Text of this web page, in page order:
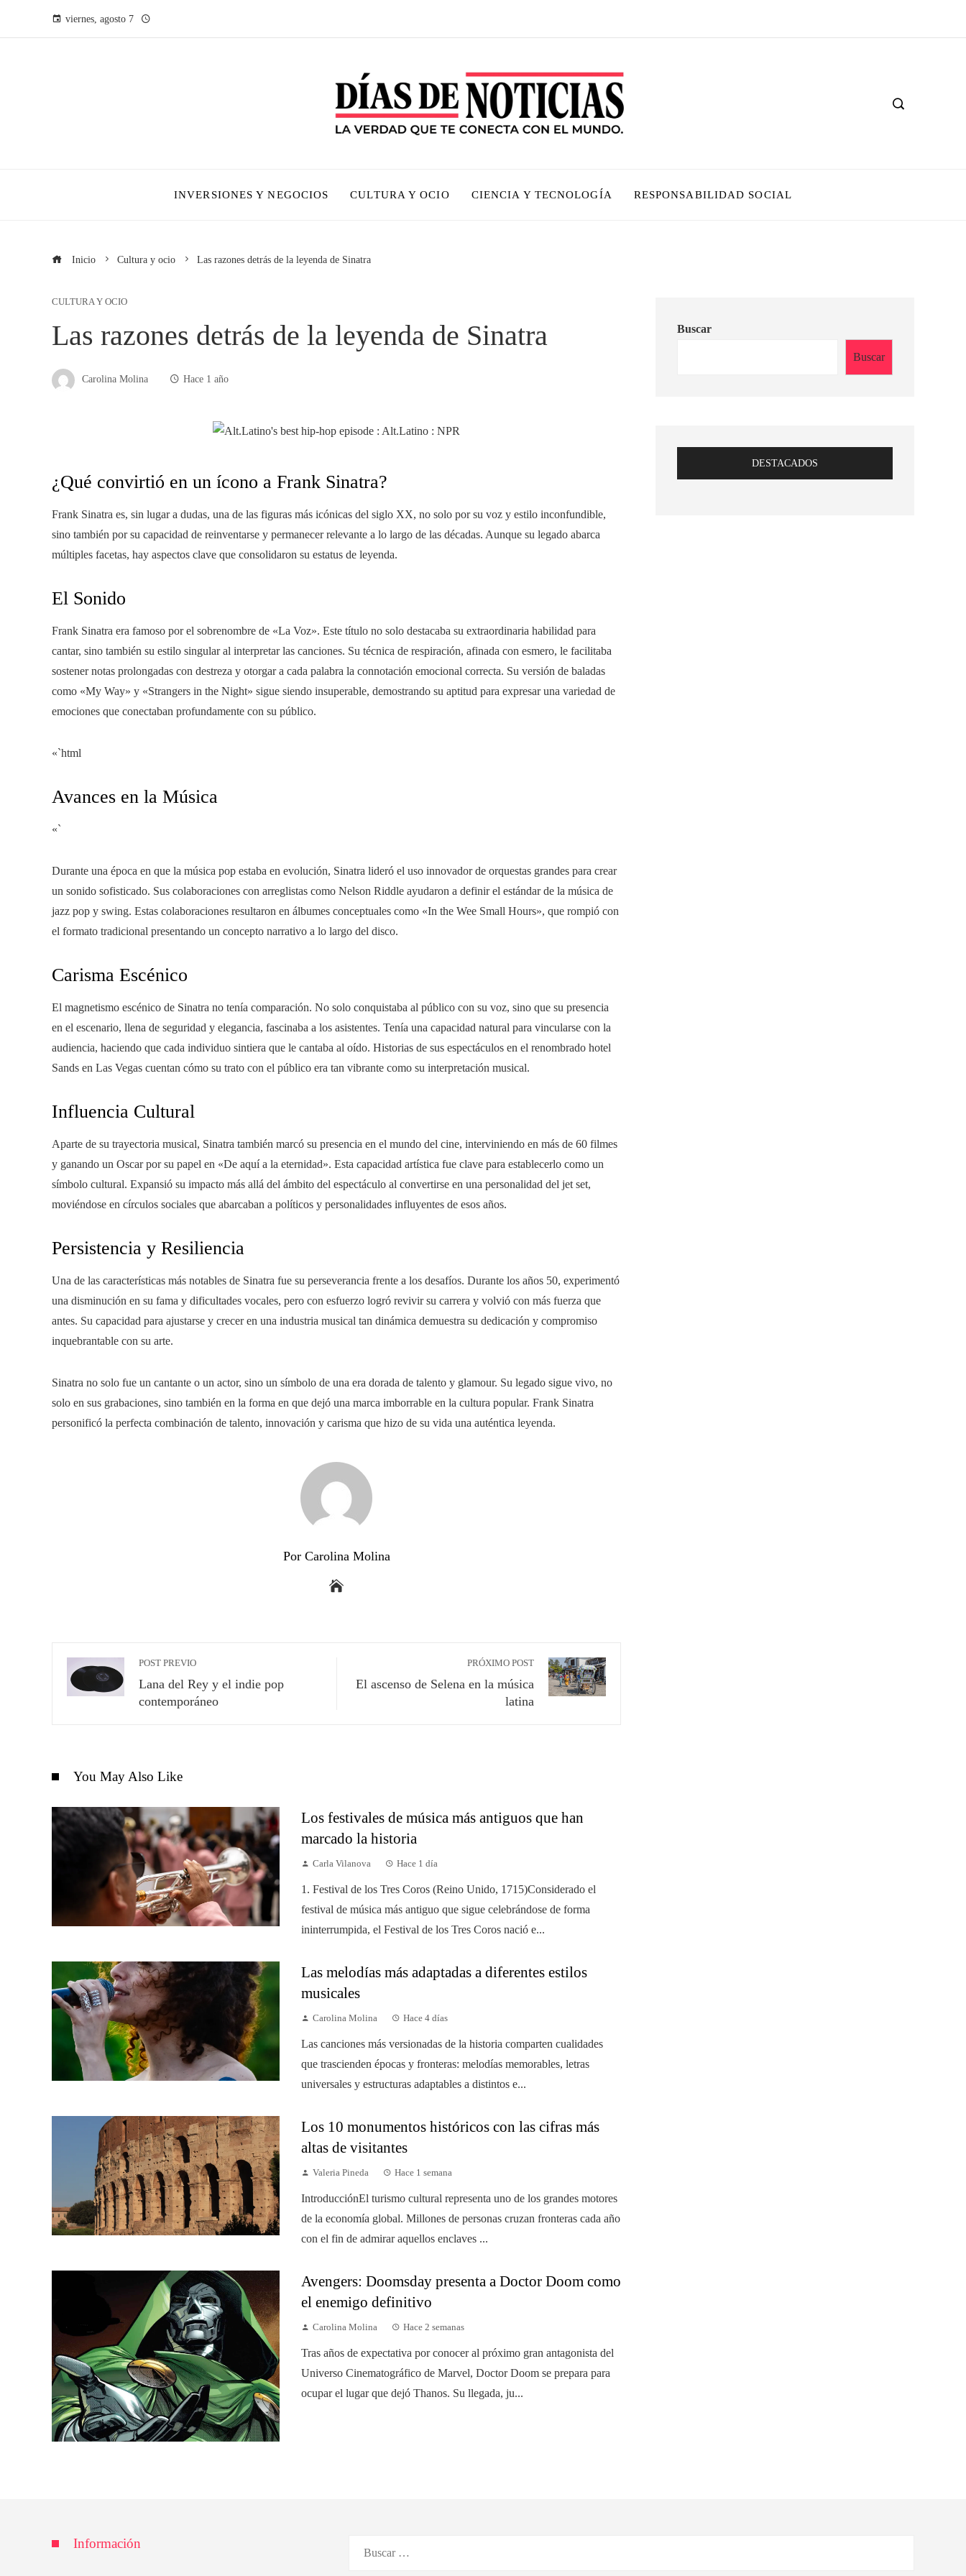
viernes, agosto 7
INVERSIONES Y NEGOCIOS CULTURA Y OCIO CIENCIA Y TECNOLOGÍA RESPONSABILIDAD SOCIAL
Inicio Cultura y ocio Las razones detrás de la leyenda de Sinatra
CULTURA Y OCIO
Las razones detrás de la leyenda de Sinatra
Carolina Molina Hace 1 año
¿Qué convirtió en un ícono a Frank Sinatra?
Frank Sinatra es, sin lugar a dudas, una de las figuras más icónicas del siglo XX, no solo por su voz y estilo inconfundible,
sino también por su capacidad de reinventarse y permanecer relevante a lo largo de las décadas. Aunque su legado abarca
múltiples facetas, hay aspectos clave que consolidaron su estatus de leyenda.
El Sonido
Frank Sinatra era famoso por el sobrenombre de «La Voz». Este título no solo destacaba su extraordinaria habilidad para
cantar, sino también su estilo singular al interpretar las canciones. Su técnica de respiración, afinada con esmero, le facilitaba
sostener notas prolongadas con destreza y otorgar a cada palabra la connotación emocional correcta. Su versión de baladas
como «My Way» y «Strangers in the Night» sigue siendo insuperable, demostrando su aptitud para expresar una variedad de
emociones que conectaban profundamente con su público.
«`html
Avances en la Música
«`
Durante una época en que la música pop estaba en evolución, Sinatra lideró el uso innovador de orquestas grandes para crear
un sonido sofisticado. Sus colaboraciones con arreglistas como Nelson Riddle ayudaron a definir el estándar de la música de
jazz pop y swing. Estas colaboraciones resultaron en álbumes conceptuales como «In the Wee Small Hours», que rompió con
el formato tradicional presentando un concepto narrativo a lo largo del disco.
Carisma Escénico
El magnetismo escénico de Sinatra no tenía comparación. No solo conquistaba al público con su voz, sino que su presencia
en el escenario, llena de seguridad y elegancia, fascinaba a los asistentes. Tenía una capacidad natural para vincularse con la
audiencia, haciendo que cada individuo sintiera que le cantaba al oído. Historias de sus espectáculos en el renombrado hotel
Sands en Las Vegas cuentan cómo su trato con el público era tan vibrante como su interpretación musical.
Influencia Cultural
Aparte de su trayectoria musical, Sinatra también marcó su presencia en el mundo del cine, interviniendo en más de 60 filmes
y ganando un Oscar por su papel en «De aquí a la eternidad». Esta capacidad artística fue clave para establecerlo como un
símbolo cultural. Expansió su impacto más allá del ámbito del espectáculo al convertirse en una personalidad del jet set,
moviéndose en círculos sociales que abarcaban a políticos y personalidades influyentes de esos años.
Persistencia y Resiliencia
Una de las características más notables de Sinatra fue su perseverancia frente a los desafíos. Durante los años 50, experimentó
una disminución en su fama y dificultades vocales, pero con esfuerzo logró revivir su carrera y volvió con más fuerza que
antes. Su capacidad para ajustarse y crecer en una industria musical tan dinámica demuestra su dedicación y compromiso
inquebrantable con su arte.
Sinatra no solo fue un cantante o un actor, sino un símbolo de una era dorada de talento y glamour. Su legado sigue vivo, no
solo en sus grabaciones, sino también en la forma en que dejó una marca imborrable en la cultura popular. Frank Sinatra
personificó la perfecta combinación de talento, innovación y carisma que hizo de su vida una auténtica leyenda.
Por Carolina Molina
POST PREVIO
Lana del Rey y el indie pop
contemporáneo
PRÓXIMO POST
El ascenso de Selena en la música
latina
You May Also Like
Los festivales de música más antiguos que han
marcado la historia
Carla Vilanova Hace 1 día
1. Festival de los Tres Coros (Reino Unido, 1715)Considerado el
festival de música más antiguo que sigue celebrándose de forma
ininterrumpida, el Festival de los Tres Coros nació e...
Las melodías más adaptadas a diferentes estilos
musicales
Carolina Molina Hace 4 días
Las canciones más versionadas de la historia comparten cualidades
que trascienden épocas y fronteras: melodías memorables, letras
universales y estructuras adaptables a distintos e...
Los 10 monumentos históricos con las cifras más
altas de visitantes
Valeria Pineda Hace 1 semana
IntroducciónEl turismo cultural representa uno de los grandes motores
de la economía global. Millones de personas cruzan fronteras cada año
con el fin de admirar aquellos enclaves ...
Avengers: Doomsday presenta a Doctor Doom como
el enemigo definitivo
Carolina Molina Hace 2 semanas
Tras años de expectativa por conocer al próximo gran antagonista del
Universo Cinematográfico de Marvel, Doctor Doom se prepara para
ocupar el lugar que dejó Thanos. Su llegada, ju...
Buscar
Buscar
DESTACADOS
Información